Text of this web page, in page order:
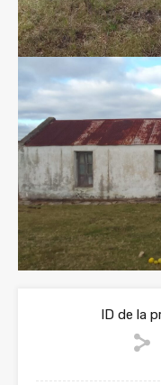
ID de la